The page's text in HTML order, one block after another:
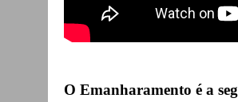
O Emanharamento é a